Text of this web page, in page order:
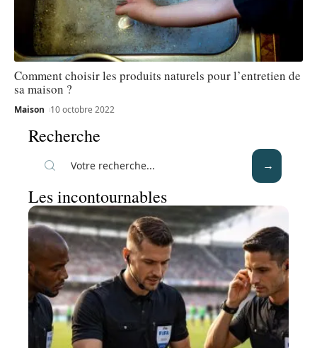
Comment choisir les produits naturels pour l’entretien de
sa maison ?
Maison 10 octobre 2022
Recherche
Les incontournables